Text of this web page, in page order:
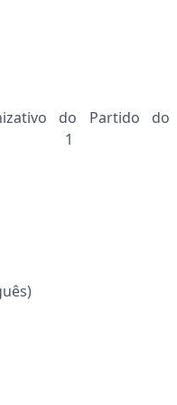
Silva
do Partido do
1
Pato
Carvalho
Português)
Moura